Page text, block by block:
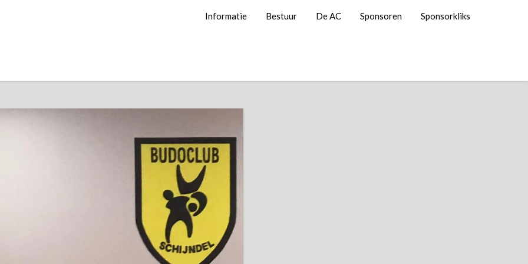
Informatie Bestuur De AC Sponsoren Sponsorkliks